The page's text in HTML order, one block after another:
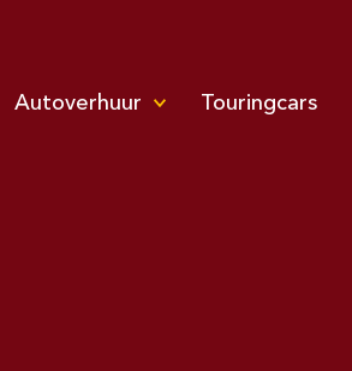
Autoverhuur Touringcars